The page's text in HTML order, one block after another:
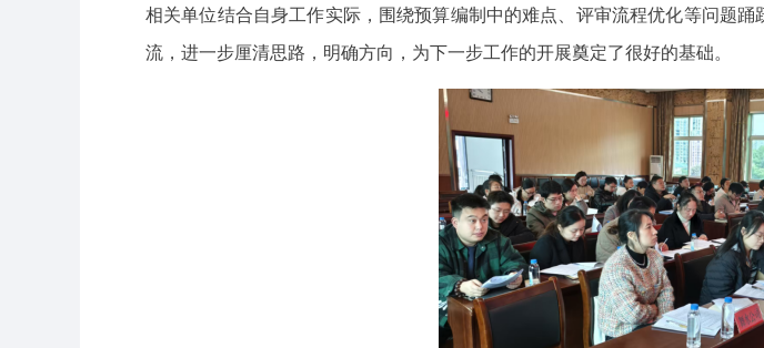
相关单位结合自身工作实际，围绕预算编制中的难点、评审流程优化等问题
流，进一步厘清思路，明确方向，为下一步工作的开展奠定了很好的基础。